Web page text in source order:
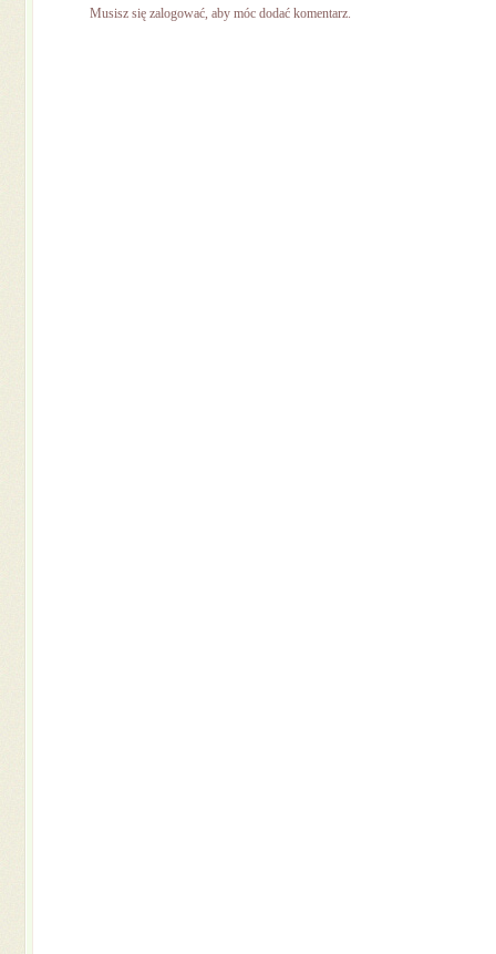
Musisz się zalogować, aby móc dodać komentarz.